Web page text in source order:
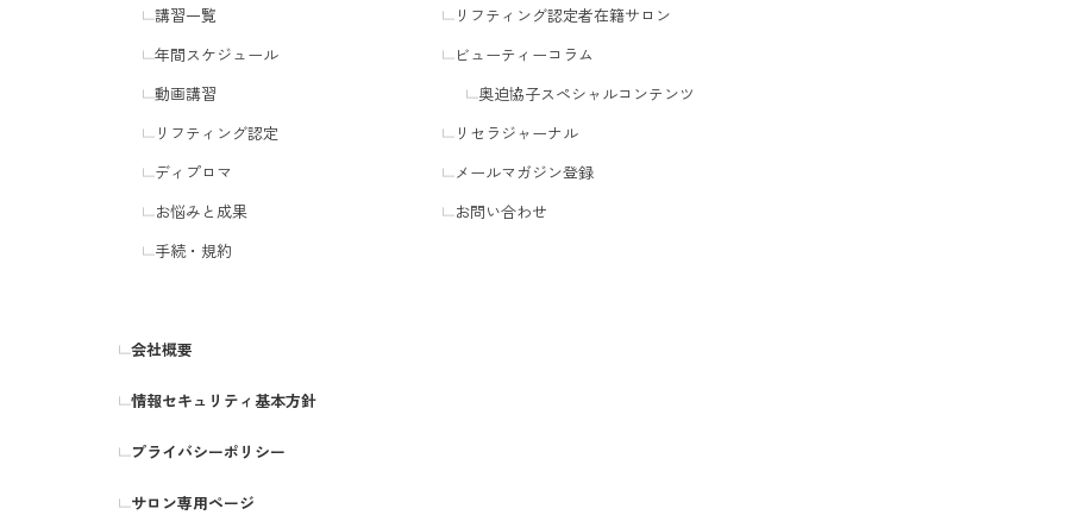
講習一覧
年間スケジュール
動画講習
リフティング認定
ディプロマ
お悩みと成果
手続・規約
リフティング認定者在籍サロン
ビューティーコラム
奥迫協子スペシャルコンテンツ
リセラジャーナル
メールマガジン登録
お問い合わせ
会社概要
情報セキュリティ基本方針
プライバシーポリシー
サロン専用ページ